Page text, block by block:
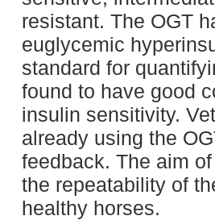
resistant. The OGT
euglycemic
standard for
found to have good
insulin sensitivity.
already using the
feedback. The aim
the repeatability of
healthy horses.